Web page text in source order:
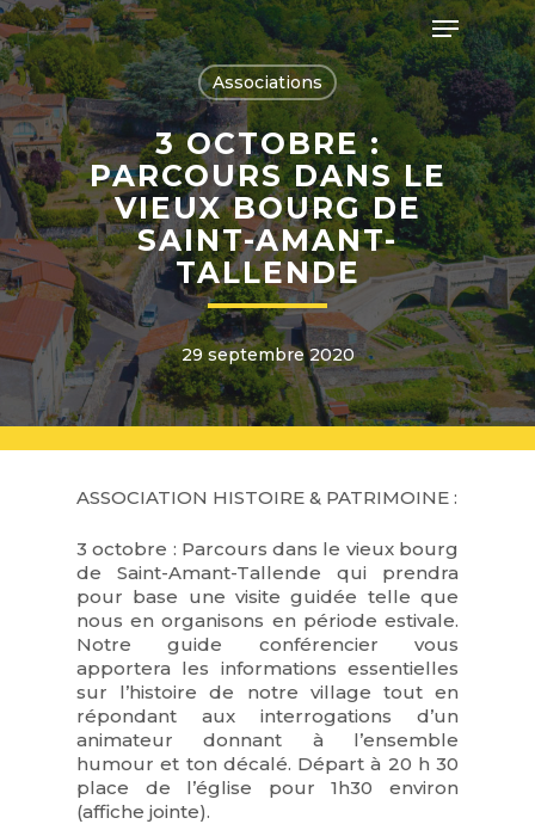
Skip
to
main
content
Menu
Associations
3 OCTOBRE :
PARCOURS DANS LE
VIEUX BOURG DE
SAINT-AMANT-
TALLENDE
29 septembre 2020
ASSOCIATION HISTOIRE & PATRIMOINE :
3 octobre : Parcours dans le vieux bourg
de Saint-Amant-Tallende qui prendra
pour base une visite guidée telle que
nous en organisons en période estivale.
Notre guide conférencier vous
apportera les informations essentielles
sur l’histoire de notre village tout en
répondant aux interrogations d’un
animateur donnant à l’ensemble
humour et ton décalé. Départ à 20 h 30
place de l’église pour 1h30 environ
(affiche jointe).
Close
Menu